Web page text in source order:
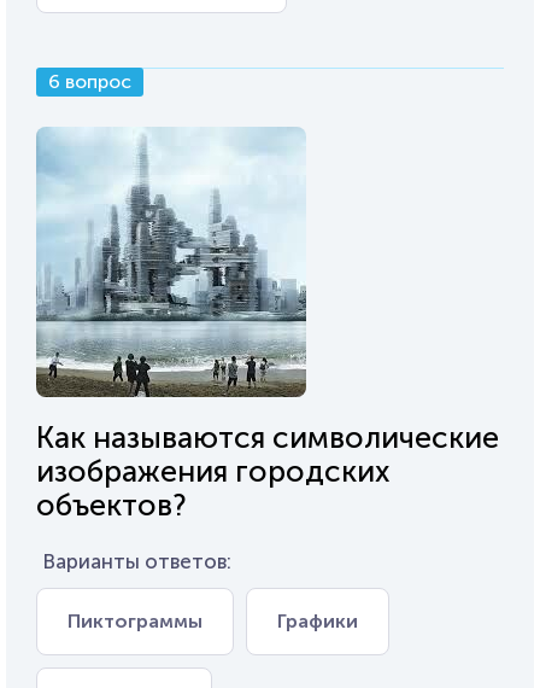
6 вопрос
Как называются символические
изображения городских
объектов?
Варианты ответов:
Пиктограммы Графики